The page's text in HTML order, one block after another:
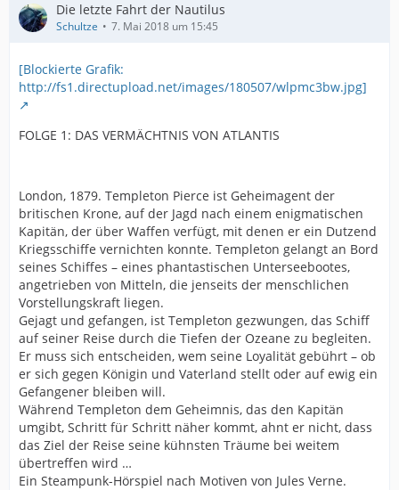
Die letzte Fahrt der Nautilus
Schultze 7. Mai 2018 um 15:45
[Blockierte Grafik:
http://fs1.directupload.net/images/180507/wlpmc3bw.jpg]
FOLGE 1: DAS VERMÄCHTNIS VON ATLANTIS
London, 1879. Templeton Pierce ist Geheimagent der
britischen Krone, auf der Jagd nach einem enigmatischen
Kapitän, der über Waffen verfügt, mit denen er ein Dutzend
Kriegsschiffe vernichten konnte. Templeton gelangt an Bord
seines Schiffes – eines phantastischen Unterseebootes,
angetrieben von Mitteln, die jenseits der menschlichen
Vorstellungskraft liegen.
Gejagt und gefangen, ist Templeton gezwungen, das Schiff
auf seiner Reise durch die Tiefen der Ozeane zu begleiten.
Er muss sich entscheiden, wem seine Loyalität gebührt – ob
er sich gegen Königin und Vaterland stellt oder auf ewig ein
Gefangener bleiben will.
Während Templeton dem Geheimnis, das den Kapitän
umgibt, Schritt für Schritt näher kommt, ahnt er nicht, dass
das Ziel der Reise seine kühnsten Träume bei weitem
übertreffen wird …
Ein Steampunk-Hörspiel nach Motiven von Jules Verne.